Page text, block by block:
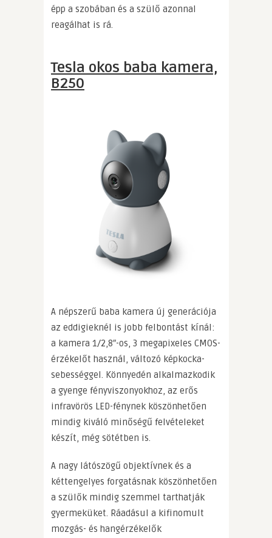
épp a szobában és a szülő azonnal
reagálhat is rá.
Tesla okos baba kamera,
B250
A népszerű baba kamera új generációja
az eddigieknél is jobb felbontást kínál:
a kamera 1/2,8″-os, 3 megapixeles CMOS-
érzékelőt használ, változó képkocka-
sebességgel. Könnyedén alkalmazkodik
a gyenge fényviszonyokhoz, az erős
infravörös LED-fénynek köszönhetően
mindig kiváló minőségű felvételeket
készít, még sötétben is.
A nagy látószögű objektívnek és a
kéttengelyes forgatásnak köszönhetően
a szülők mindig szemmel tarthatják
gyermeküket. Ráadásul a kifinomult
mozgás- és hangérzékelők